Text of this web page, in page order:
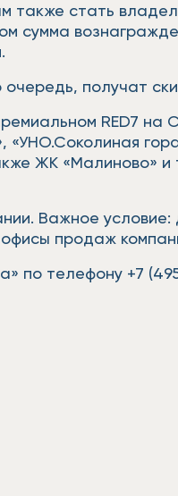
также стать
сумма
получат
RED7
ЖК «Малиново» и
Важное условие:
продаж
по телефону +7